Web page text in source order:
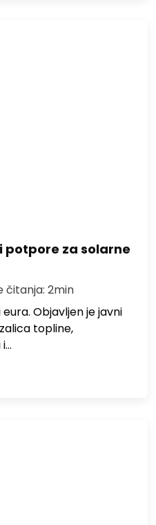
za solarne
čitanja: 2min
Objavljen je javni
topline,